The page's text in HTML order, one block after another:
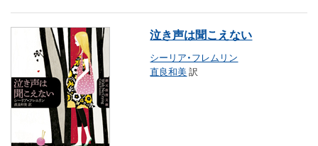
泣き声は聞こえない
シーリア・フレムリン
直良和美訳